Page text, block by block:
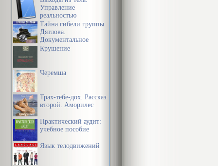
Управление
реальностью
Тайна гибели группы
Дятлова.
Документальное
расследование
Крушение
Черемша
Трах-тебе-дох. Рассказ
второй. Аморилес
Практический аудит:
учебное пособие
Язык телодвижений